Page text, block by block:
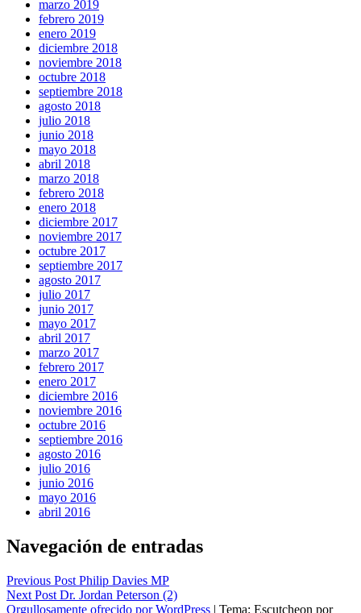
marzo 2019
febrero 2019
enero 2019
diciembre 2018
noviembre 2018
octubre 2018
septiembre 2018
agosto 2018
julio 2018
junio 2018
mayo 2018
abril 2018
marzo 2018
febrero 2018
enero 2018
diciembre 2017
noviembre 2017
octubre 2017
septiembre 2017
agosto 2017
julio 2017
junio 2017
mayo 2017
abril 2017
marzo 2017
febrero 2017
enero 2017
diciembre 2016
noviembre 2016
octubre 2016
septiembre 2016
agosto 2016
julio 2016
junio 2016
mayo 2016
abril 2016
Navegación de entradas
Previous Post Philip Davies MP
Next Post Dr. Jordan Peterson (2)
Orgullosamente ofrecido por WordPress | Tema: Escutcheon por